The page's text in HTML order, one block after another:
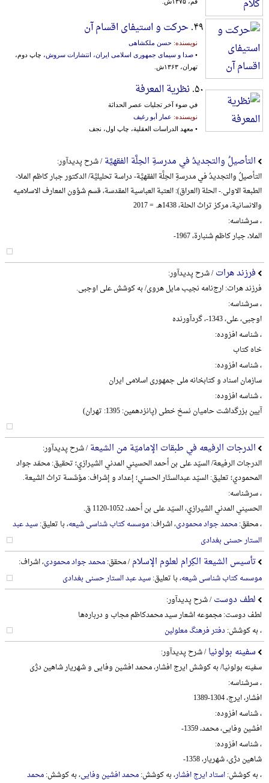
۴۹. حرکت و استیفای اقسام آن
نویسنده: حسن ملکشاهی
• صدا و سیمای جمهوری اسلامی ایران، انتشارات سروش، چاپ دوم،
تهران، ۱۳۶۳ش.
۵۰. نظرية المعرفة
في ضوء آخر تجليات عصر الحداثة
نویسنده: عمار أبو رغیف
• معهد الدراسات العقلیة، چاپ اول، نجف
التأصیلُ والتجدیدُ في مدرسةِ الحِلَّة الفقهیَّة/ شرح پدیدآور:
التأصیلُ والتجدیدُ في مدرسةِ الحِلَّة الفقهیَّة- دراسة تحلیلیَّة/ الدکتور جبار کاظم الملا-
الطبعة الاولی.- الحلة (العراق): العتبة العباسیة المقدسة، قسم شؤون المعارف الاسلامیه
والانسانیة، مرکز تراث الحلة، 1438هـ. = 2017
، سرشناسه:
الملا، جبار کاظم شنبارة، 1967-
فرزند هرات/ شرح پدیدآور:
فرزند هرات: ارج‌نامه نجیب مایل هروی/ به کوشش علی اوجبی.
، سرشناسه:
اوجبی، علی، 1343-، گردآورنده
، شناسه افزوده:
خاه کتاب
، شناسه افزوده:
سازمان اسناد و کتابخانه ملی جمهوری اسلامی ایران
، شناسه افزوده:
آیین بزرگداشت حامیان نسخ خطی (پانزدهمین: 1395: تهران)
الدرجات الرفیعه في طبقات الإمامیّة من الشیعة/ شرح پدیدآور:
الدرجات الرفیعة/ السیّد علی بن أحمد الحسیني المدني الشیرازي؛ تحقیق: محمّد جواد
المحمودي؛ تعلیق: السیّد عبدالستّار الحسني؛ إعداد و إشراف: مؤسَّسة تراث الشیعة.
، سرشناسه:
الحسیني المدني الشیرازي، السیّد علی بن أحمد، 1052-1120 ق.
، محقق:محمد جواد محمودی، اشراف:موسسه کتاب شناسی شیعه، با تعلیق:سید عبد
الستار حسنی بغدادی
تأسیس الشیعة الکِرام لعلوم الإسلام/ محقق:محمد جواد محمودی، اشراف:
موسسه کتاب شناسی شیعه، با تعلیق:سید عبد الستار حسنی بغدادی
لطف دوست/ شرح پدیدآور:
لطف دوست: مجموعه اشعار سید محمدکاظم مجاب و درباره‌ها
، به کوشش:دفتر فرهنگ معلولین
سفینه بولونیا/ شرح پدیدآور:
سفینه بولونیا/ به کوشش ایرج افشار، محمد افشین وفایی و شهریار شاهین دژی
، سرشناسه:
افشار، ایرج، 1304-1389
، شناسه افزوده:
افشین وفایی، محمد، 1359-
، شناسه افزوده:
شاهین دژی، شهریار، 1358-
، به کوشش:استاد ایرج افشار، به کوشش:محمد افشین وفایی، به کوشش:محمد